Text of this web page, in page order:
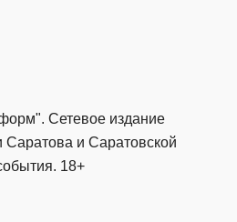
Сетевое издание
и Саратовской
18+